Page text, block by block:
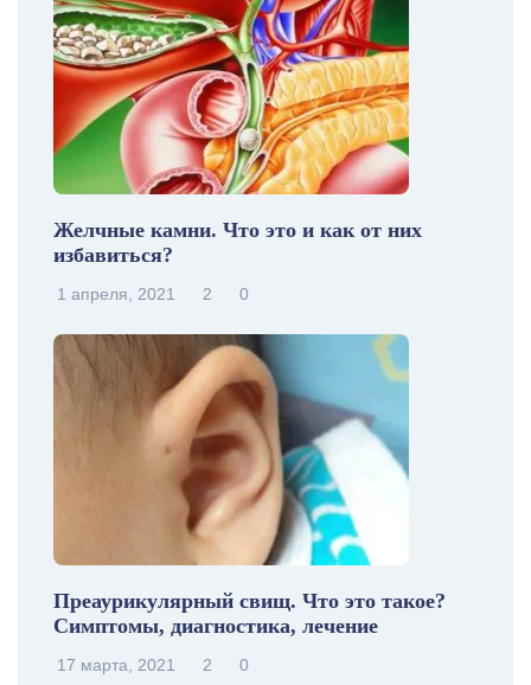
Желчные камни. Что это и как от них
избавиться?
1 апреля, 2021 2 0
Преаурикулярный свищ. Что это такое?
Симптомы, диагностика, лечение
17 марта, 2021 2 0